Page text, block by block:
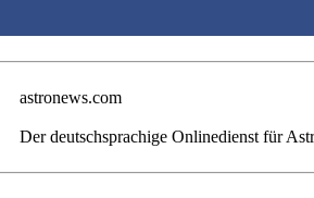
astronews.com
Der deutschsprachige Onlinedienst für